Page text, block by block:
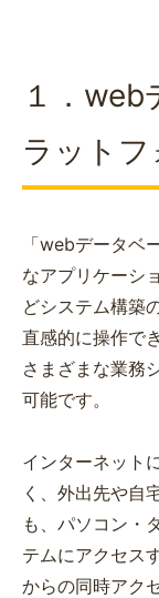
１．web
ラット
「webデータベ
なアプリケーシ
どシステム構築
直感的に操作で
さまざまな業務
可能です。
インターネット
く、外出先や自
も、パソコン・
テムにアクセス
からの同時アク